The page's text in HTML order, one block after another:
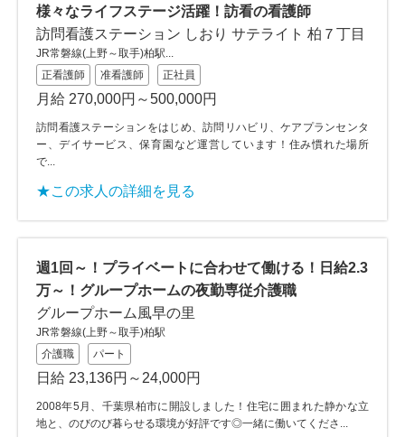
様々なライフステージ活躍！訪看の看護師
訪問看護ステーション しおり サテライト 柏７丁目
JR常磐線(上野～取手)柏駅...
正看護師
准看護師 正社員
月給 270,000円～500,000円
訪問看護ステーションをはじめ、訪問リハビリ、ケアプランセンタ
ー、デイサービス、保育園など運営しています！住み慣れた場所
で...
★この求人の詳細を見る
週1回～！プライベートに合わせて働ける！日給2.3
万～！グループホームの夜勤専従介護職
グループホーム風早の里
JR常磐線(上野～取手)柏駅
介護職
パート
日給 23,136円～24,000円
2008年5月、千葉県柏市に開設しました！住宅に囲まれた静かな立
地と、のびのび暮らせる環境が好評です◎一緒に働いてくださ...